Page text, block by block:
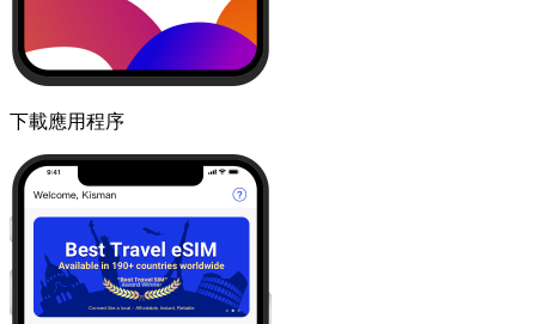
下載應用程序